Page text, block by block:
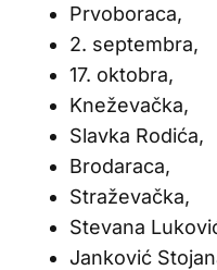
Prvoboraca,
2. septembra,
17. oktobra,
Kneževačka,
Slavka Rodića,
Brodaraca,
Straževačka,
Stevana
Janković